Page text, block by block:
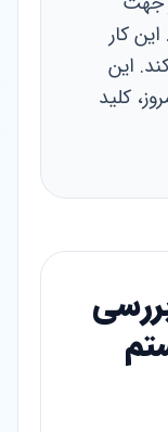
کار
این
کلید